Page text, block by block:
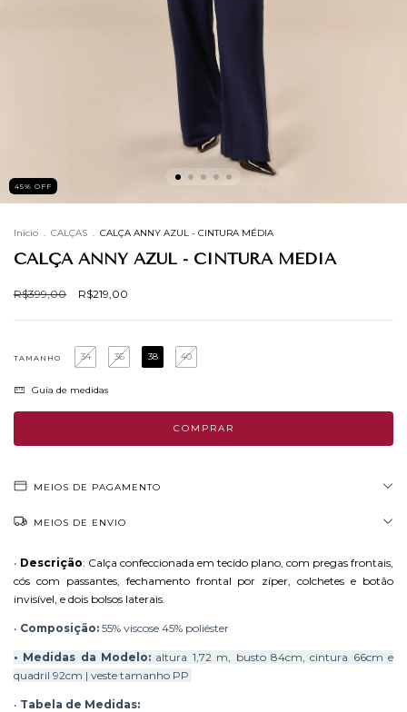
45% OFF
Início . CALÇAS . CALÇA ANNY AZUL - CINTURA MÉDIA
CALÇA ANNY AZUL - CINTURA MÉDIA
R$399,00 R$219,00
TAMANHO 34 36 38 40
Guia de medidas
MEIOS DE PAGAMENTO
MEIOS DE ENVIO
• Descrição: Calça confeccionada em tecido plano, com pregas frontais,
cós com passantes, fechamento frontal por zíper, colchetes e botão
invisível, e dois bolsos laterais.
• Composição: 55% viscose 45% poliéster
• Medidas da Modelo: altura 1,72 m, busto 84cm, cintura 66cm e
quadril 92cm | veste tamanho PP
• Tabela de Medidas: